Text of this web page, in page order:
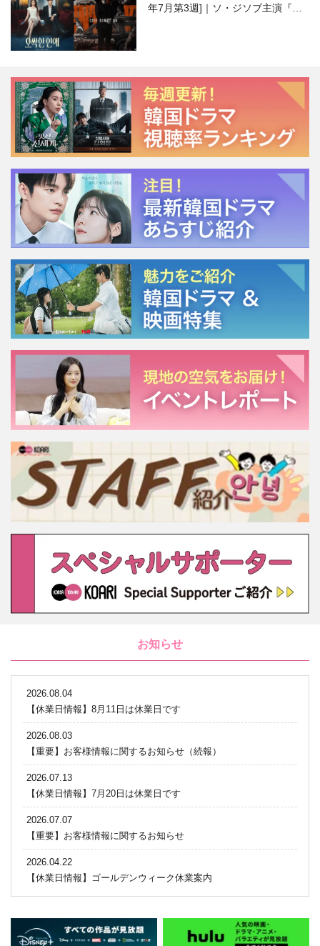
年7月第3週]｜ソ・ジソブ主演『エ
お知らせ
2026.08.04
【休業日情報】8月11日は休業日です
2026.08.03
【重要】お客様情報に関するお知らせ（続報）
2026.07.13
【休業日情報】7月20日は休業日です
2026.07.07
【重要】お客様情報に関するお知らせ
2026.04.22
【休業日情報】ゴールデンウィーク休業案内